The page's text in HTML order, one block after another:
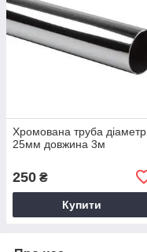
Хромована труба діаметр
25мм довжина 3м
250 ₴
Купити